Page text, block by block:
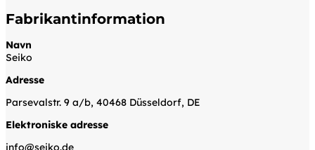
Fabrikantinformation
Navn
Seiko
Adresse
Parsevalstr. 9 a/b, 40468 Düsseldorf, DE
Elektroniske adresse
info@seiko.de